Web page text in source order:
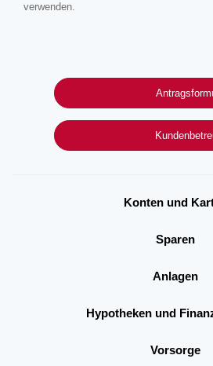
verwenden.
Konten und
Sparen
Anlagen
Hypotheken und
Vorsorge